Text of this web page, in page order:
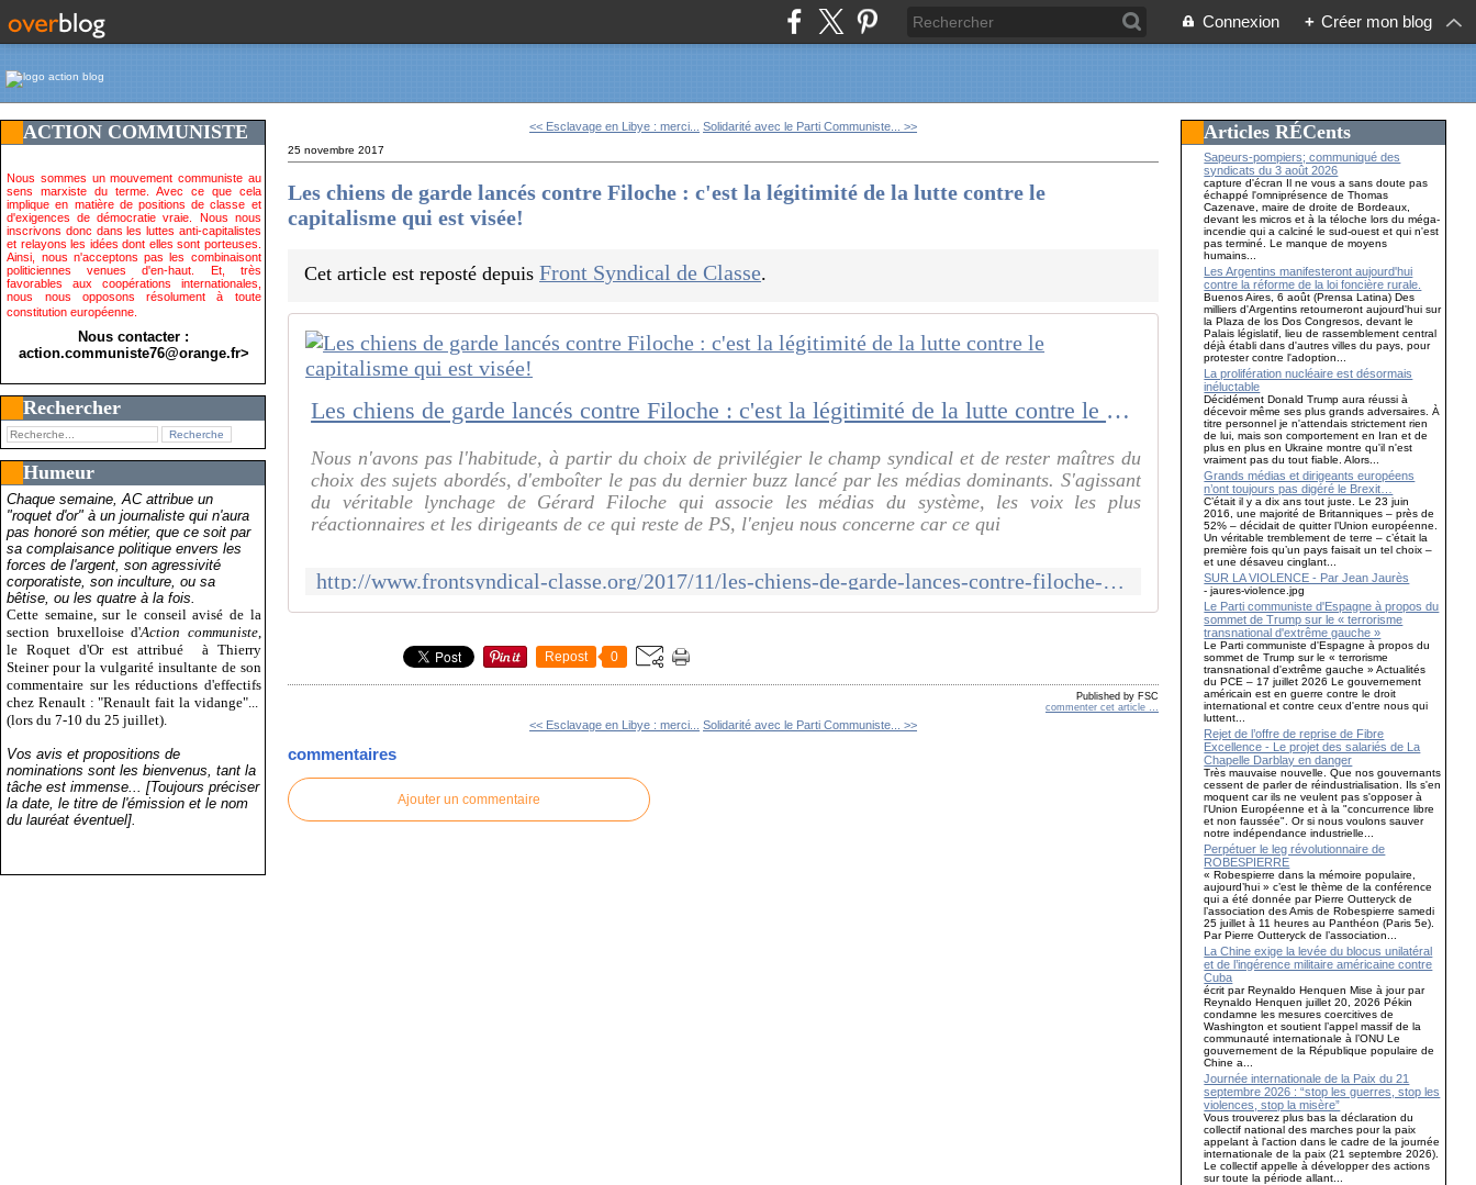
Connexion + Créer mon blog
ACTION COMMUNISTE
Nous sommes un mouvement communiste au
sens marxiste du terme. Avec ce que cela
implique en matière de positions de classe et
d'exigences de démocratie vraie. Nous nous
inscrivons donc dans les luttes anti-capitalistes
et relayons les idées dont elles sont porteuses.
Ainsi, nous n'acceptons pas les combinaisont
politiciennes venues d'en-haut. Et, très
favorables aux coopérations internationales,
nous nous opposons résolument à toute
constitution européenne.
Nous contacter :
action.communiste76@orange.fr>
Rechercher
Humeur
Chaque semaine, AC attribue un
"roquet d'or" à un journaliste qui n'aura
pas honoré son métier, que ce soit par
sa complaisance politique envers les
forces de l'argent, son agressivité
corporatiste, son inculture, ou sa
bêtise, ou les quatre à la fois.
Cette semaine, sur le conseil avisé de la
section bruxelloise d'Action communiste,
le Roquet d'Or est attribué
à Thierry
Steiner pour la vulgarité insultante de son
commentaire sur les réductions d'effectifs
chez Renault : "Renault fait la vidange"...
(lors du 7-10 du 25 juillet).
Vos avis et propositions de
nominations sont les bienvenus, tant la
tâche est immense... [Toujours préciser
la date, le titre de l'émission et le nom
du lauréat éventuel].
<< Esclavage en Libye : merci... Solidarité avec le Parti Communiste... >>
25 novembre 2017
Les chiens de garde lancés contre Filoche : c'est la légitimité de la lutte contre le
capitalisme qui est visée!
Cet article est reposté depuisFront Syndical de Classe.
Les chiens de garde lancés contre Filoche : c'est la légitimité de la lutte contre le capitalisme qui est visée!
Nous n'avons pas l'habitude, à partir du choix de privilégier le champ syndical et de rester maîtres du
choix des sujets abordés, d'emboîter le pas du dernier buzz lancé par les médias dominants. S'agissant
du véritable lynchage de Gérard Filoche qui associe les médias du système, les voix les plus
réactionnaires et les dirigeants de ce qui reste de PS, l'enjeu nous concerne car ce qui
http://www.frontsyndical-classe.org/2017/11/les-chiens-de-garde-lances-contre-filoche-c-est-la-lutte-intransigeante-contre-le-capitalisme-qui-est-visee.html
Repost 0
Published by FSC
commenter cet article …
<< Esclavage en Libye : merci... Solidarité avec le Parti Communiste... >>
commentaires
Ajouter un commentaire
Articles RÉCents
Sapeurs-pompiers; communiqué des
syndicats du 3 août 2026
capture d'écran Il ne vous a sans doute pas
échappé l'omniprésence de Thomas
Cazenave, maire de droite de Bordeaux,
devant les micros et à la téloche lors du méga-
incendie qui a calciné le sud-ouest et qui n'est
pas terminé. Le manque de moyens
humains...
Les Argentins manifesteront aujourd'hui
contre la réforme de la loi foncière rurale.
Buenos Aires, 6 août (Prensa Latina) Des
milliers d'Argentins retourneront aujourd'hui sur
la Plaza de los Dos Congresos, devant le
Palais législatif, lieu de rassemblement central
déjà établi dans d'autres villes du pays, pour
protester contre l'adoption...
La prolifération nucléaire est désormais
inéluctable
Décidément Donald Trump aura réussi à
décevoir même ses plus grands adversaires. À
titre personnel je n'attendais strictement rien
de lui, mais son comportement en Iran et de
plus en plus en Ukraine montre qu'il n'est
vraiment pas du tout fiable. Alors...
Grands médias et dirigeants européens
n’ont toujours pas digéré le Brexit…
C’était il y a dix ans tout juste. Le 23 juin
2016, une majorité de Britanniques – près de
52% – décidait de quitter l’Union européenne.
Un véritable tremblement de terre – c’était la
première fois qu’un pays faisait un tel choix –
et une désaveu cinglant...
SUR LA VIOLENCE - Par Jean Jaurès
- jaures-violence.jpg
Le Parti communiste d'Espagne à propos du
sommet de Trump sur le « terrorisme
transnational d'extrême gauche »
Le Parti communiste d'Espagne à propos du
sommet de Trump sur le « terrorisme
transnational d'extrême gauche » Actualités
du PCE – 17 juillet 2026 Le gouvernement
américain est en guerre contre le droit
international et contre ceux d'entre nous qui
luttent...
Rejet de l’offre de reprise de Fibre
Excellence - Le projet des salariés de La
Chapelle Darblay en danger
Très mauvaise nouvelle. Que nos gouvernants
cessent de parler de réindustrialisation. Ils s'en
moquent car ils ne veulent pas s'opposer à
l'Union Européenne et à la "concurrence libre
et non faussée". Or si nous voulons sauver
notre indépendance industrielle...
Perpétuer le leg révolutionnaire de
ROBESPIERRE
« Robespierre dans la mémoire populaire,
aujourd’hui » c’est le thème de la conférence
qui a été donnée par Pierre Outteryck de
l’association des Amis de Robespierre samedi
25 juillet à 11 heures au Panthéon (Paris 5e).
Par Pierre Outteryck de l’association...
La Chine exige la levée du blocus unilatéral
et de l’ingérence militaire américaine contre
Cuba
écrit par Reynaldo Henquen Mise à jour par
Reynaldo Henquen juillet 20, 2026 Pékin
condamne les mesures coercitives de
Washington et soutient l’appel massif de la
communauté internationale à l’ONU Le
gouvernement de la République populaire de
Chine a...
Journée internationale de la Paix du 21
septembre 2026 : “stop les guerres, stop les
violences, stop la misère”
Vous trouverez plus bas la déclaration du
collectif national des marches pour la paix
appelant à l'action dans le cadre de la journée
internationale de la paix (21 septembre 2026).
Le collectif appelle à développer des actions
sur toute la période allant...